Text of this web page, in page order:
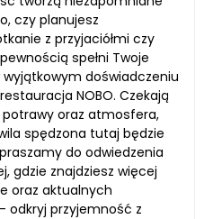
czy planujesz
z przyjaciółmi czy
spełni Twoje
wyjątkowym doświadczeniu
NOBO. Czekają
oraz atmosfera,
spędzona tutaj będzie
do odwiedzenia
gdzie znajdziesz więcej
oraz aktualnych
odkryj przyjemność z